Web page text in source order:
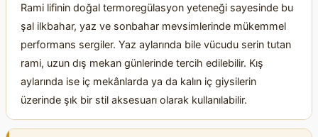
Rami lifinin doğal termoregülasyon yeteneği sayesinde bu
şal ilkbahar, yaz ve sonbahar mevsimlerinde mükemmel
performans sergiler. Yaz aylarında bile vücudu serin tutan
rami, uzun dış mekan günlerinde tercih edilebilir. Kış
aylarında ise iç mekânlarda ya da kalın iç giysilerin
üzerinde şık bir stil aksesuarı olarak kullanılabilir.